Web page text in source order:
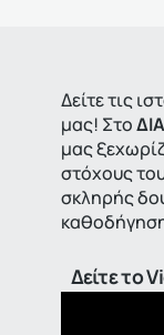
Δείτε τις
μας! Στο
μας
στόχους
σκληρής
Δείτε το